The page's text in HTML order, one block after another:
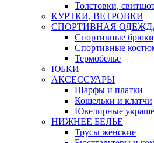
Толстовки,
КУРТКИ, ВЕТРОВКИ
СПОРТИВНАЯ
Спортивные
Спортивные
Термобелье
ЮБКИ
AКСЕССУАРЫ
Шарфы и платки
Кошельки и клатчи
Ювелирные
НИЖНЕЕ БЕЛЬЕ
Трусы женские